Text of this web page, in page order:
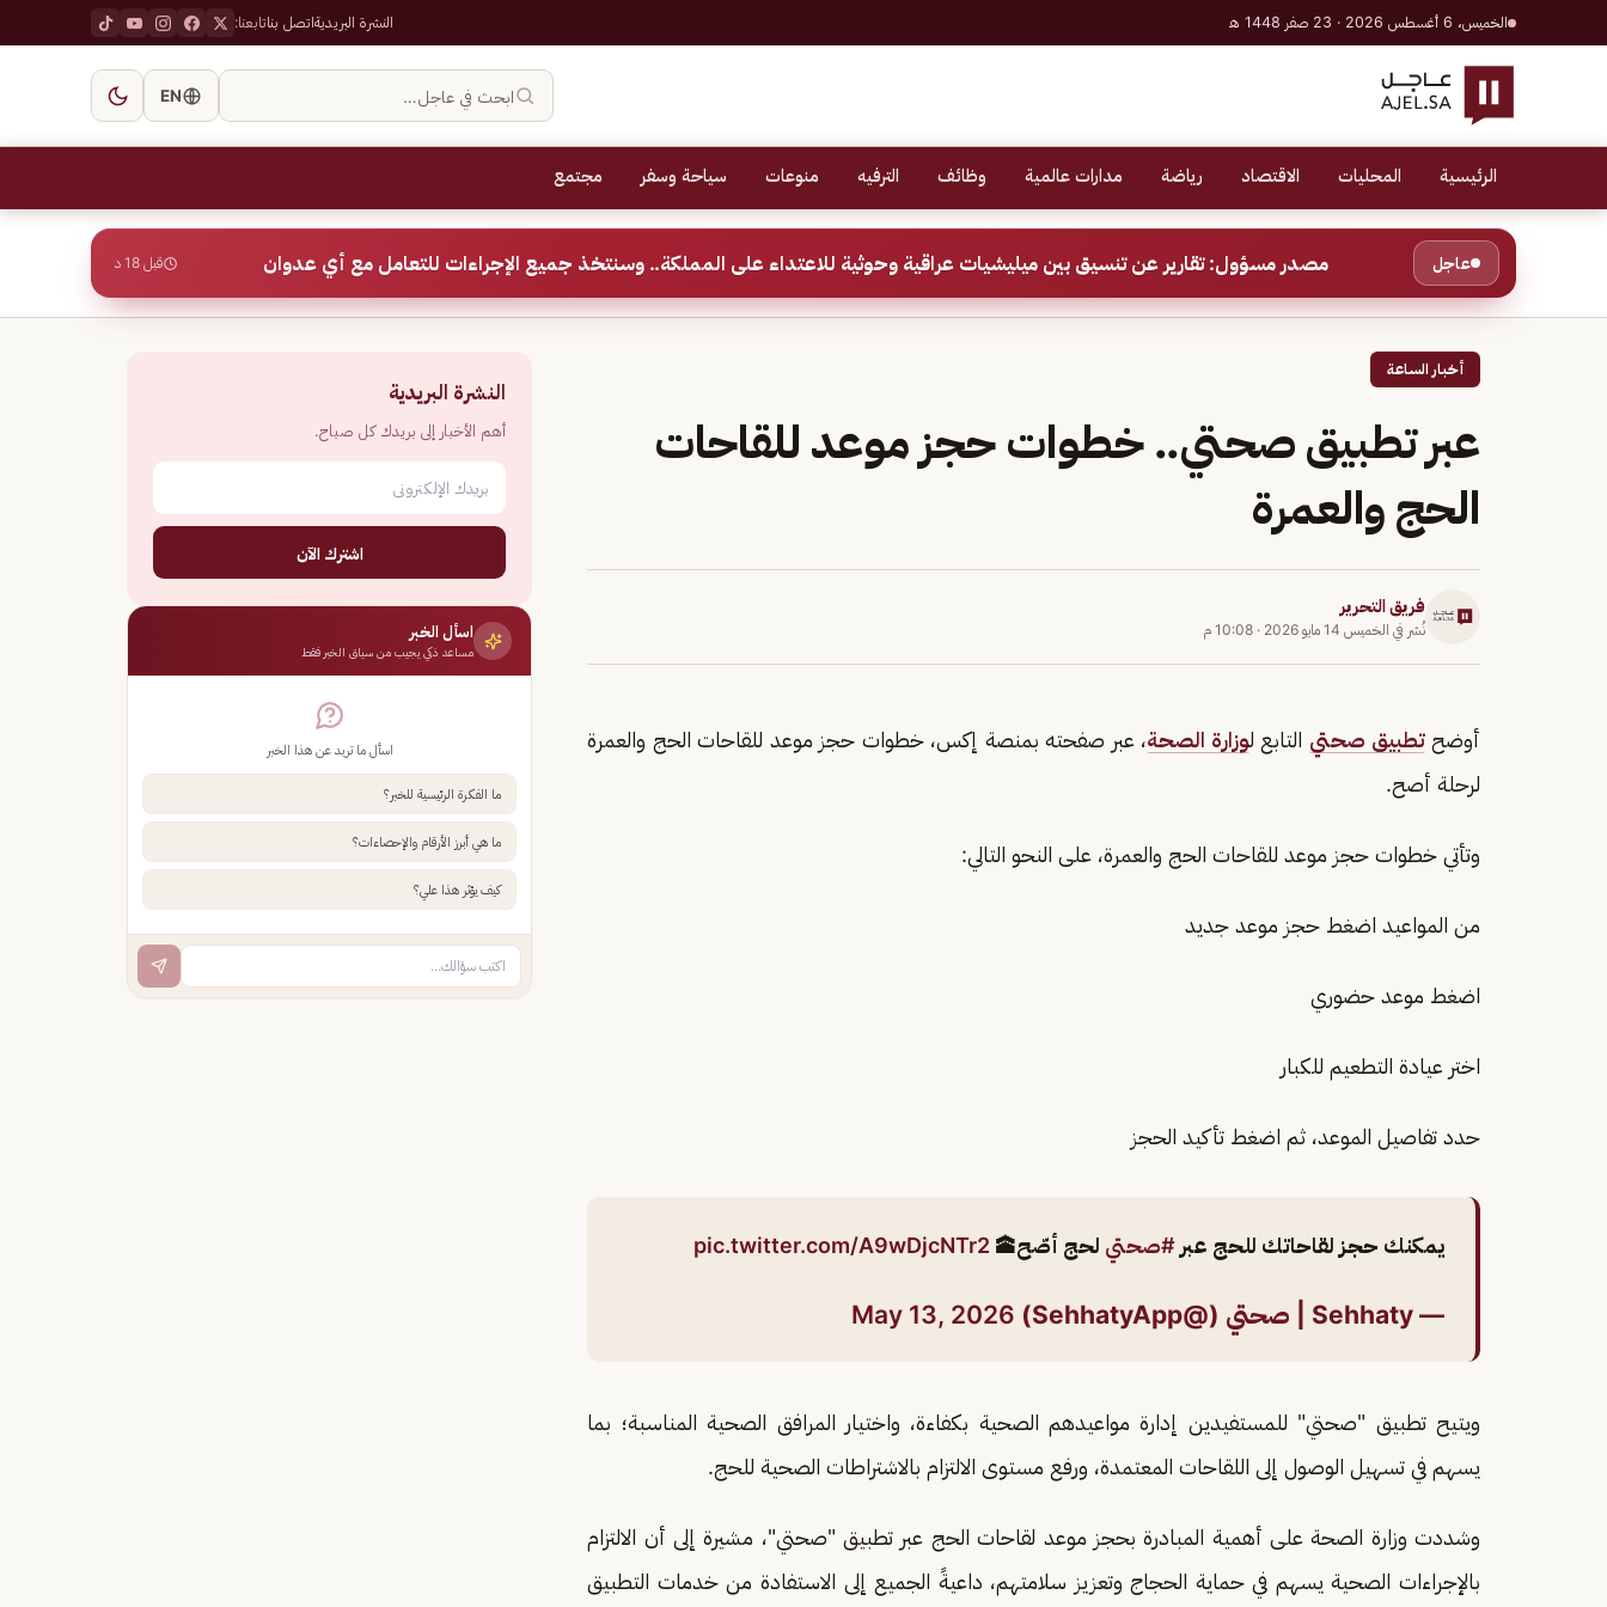
الخميس، 6 أغسطس 2026 · 23 صفر 1448 هـ النشرة البريديةاتصل بناتابعنا:
ابحث في عاجل… EN
الرئيسية المحليات الاقتصاد رياضة مدارات عالمية وظائف الترفيه منوعات سياحة وسفر مجتمع
عاجل مصدر مسؤول: تقارير عن تنسيق بين ميليشيات عراقية وحوثية للاعتداء على المملكة.. وسنتخذ جميع الإجراءات للتعامل مع أي عدوان قبل 18 د
أخبار الساعة
عبر تطبيق صحتي.. خطوات حجز موعد للقاحات
الحج والعمرة
فريق التحرير
نُشر في الخميس 14 مايو 2026 · 10:08 م
أوضحتطبيق صحتي التابع لوزارة الصحة، عبر صفحته بمنصة إكس، خطوات حجز موعد للقاحات الحج والعمرة
لرحلة أصح.
وتأتي خطوات حجز موعد للقاحات الحج والعمرة، على النحو التالي:
من المواعيد اضغط حجز موعد جديد
اضغط موعد حضوري
اختر عيادة التطعيم للكبار
حدد تفاصيل الموعد، ثم اضغط تأكيد الحجز
يمكنك حجز لقاحاتك للحج عبر #صحتي لحج أصّح🕋 pic.twitter.com/A9wDjcNTr2
— Sehhaty | صحتي (@SehhatyApp) May 13, 2026
ويتيح تطبيق "صحتي" للمستفيدين إدارة مواعيدهم الصحية بكفاءة، واختيار المرافق الصحية المناسبة؛ بما
يسهم في تسهيل الوصول إلى اللقاحات المعتمدة، ورفع مستوى الالتزام بالاشتراطات الصحية للحج.
وشددت وزارة الصحة على أهمية المبادرة بحجز موعد لقاحات الحج عبر تطبيق "صحتي"، مشيرة إلى أن الالتزام
بالإجراءات الصحية يسهم في حماية الحجاج وتعزيز سلامتهم، داعيةً الجميع إلى الاستفادة من خدمات التطبيق
النشرة البريدية
أهم الأخبار إلى بريدك كل صباح.
اشترك الآن
اسأل الخبر
مساعد ذكي يجيب من سياق الخبر فقط
اسأل ما تريد عن هذا الخبر
ما الفكرة الرئيسية للخبر؟
ما هي أبرز الأرقام والإحصاءات؟
كيف يؤثر هذا علي؟